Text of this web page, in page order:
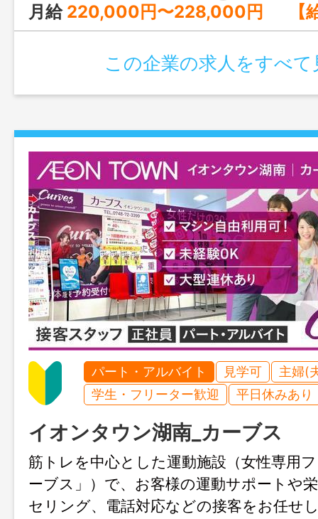
月給 220,000円〜228,000円 【給与の内訳】 ・基本給：205,000円～213,000円 ・調整手当：15,000円 ＋ リフト手当：5,000円（倉庫管理業務
この企業の求人をすべて
パート・アルバイト 見学可
主婦(
学生・フリーター歓迎
平日休みあり
イオンタウン湖南_カーブス
筋トレを中心とした運動施設（女性専用
ーブス」）で、お客様の運動サポートや
セリング、電話対応などの接客をお任せ